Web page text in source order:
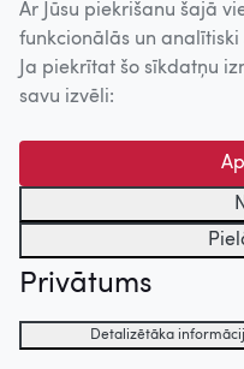
Ar Jūsu piekrišanu šajā
funkcionālās un analītiski
Ja piekrītat šo sīkdatņu
savu izvēli:
Privātums
Detalizētāka